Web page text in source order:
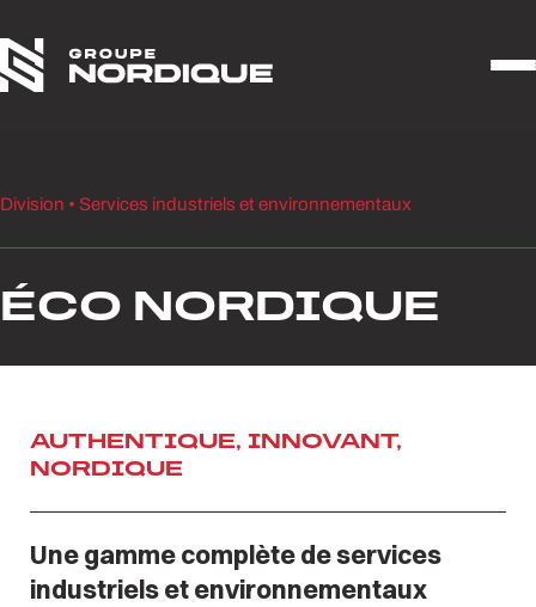
Division • Services industriels et environnementaux
ÉCO NORDIQUE
AUTHENTIQUE, INNOVANT,
NORDIQUE
Une gamme complète de services
industriels et environnementaux